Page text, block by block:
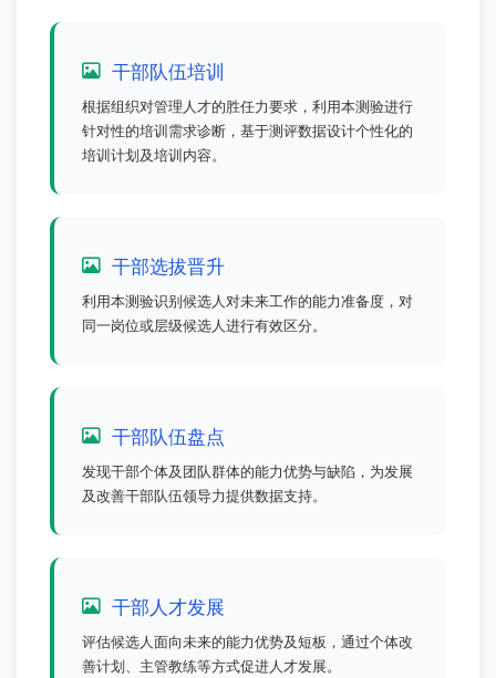
干部队伍培训
根据组织对管理人才的胜任力要求，利用本测验进行
针对性的培训需求诊断，基于测评数据设计个性化的
培训计划及培训内容。
干部选拔晋升
利用本测验识别候选人对未来工作的能力准备度，对
同一岗位或层级候选人进行有效区分。
干部队伍盘点
发现干部个体及团队群体的能力优势与缺陷，为发展
及改善干部队伍领导力提供数据支持。
干部人才发展
评估候选人面向未来的能力优势及短板，通过个体改
善计划、主管教练等方式促进人才发展。